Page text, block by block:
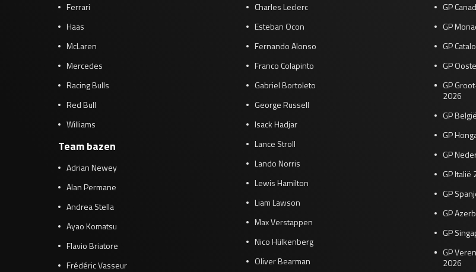
Ferrari
Haas
McLaren
Mercedes
Racing Bulls
Red Bull
Williams
Team bazen
Adrian Newey
Alan Permane
Andrea Stella
Ayao Komatsu
Flavio Briatore
Frédéric Vasseur
Charles Leclerc
Esteban Ocon
Fernando Alonso
Franco Colapinto
Gabriel Bortoleto
George Russell
Isack Hadjar
Lance Stroll
Lando Norris
Lewis Hamilton
Liam Lawson
Max Verstappen
Nico Hülkenberg
Oliver Bearman
GP
GP
GP
GP
GP
2026
GP
GP
GP
GP Italië
GP
GP
GP
GP
2026